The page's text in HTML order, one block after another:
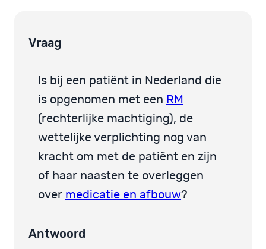
Vraag
Is bij een patiënt in Nederland die
is opgenomen met een RM
(rechterlijke machtiging), de
wettelijke verplichting nog van
kracht om met de patiënt en zijn
of haar naasten te overleggen
over medicatie en afbouw?
Antwoord